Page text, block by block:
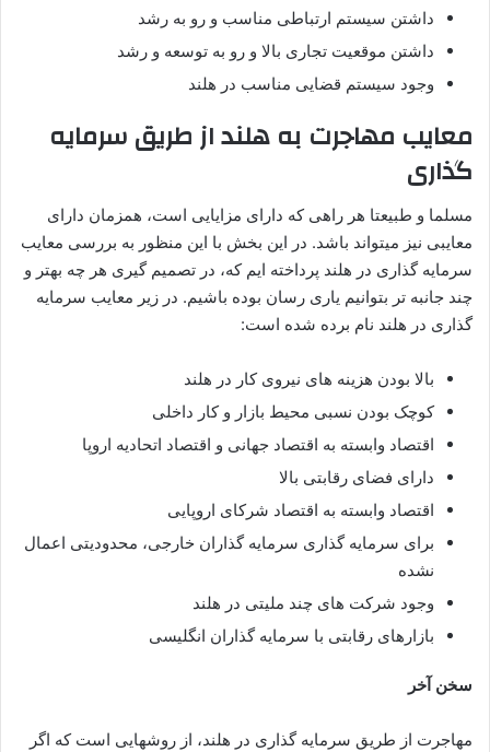
داشتن سیستم ارتباطی مناسب و رو به رشد
داشتن موقعیت تجاری بالا و رو به توسعه و رشد
وجود سیستم قضایی مناسب در هلند
معایب مهاجرت به هلند از طریق سرمایه
گذاری
مسلما و طبیعتا هر راهی که دارای مزایایی است، همزمان دارای
معایبی نیز میتواند باشد. در این بخش با این منظور به بررسی معایب
سرمایه گذاری در هلند پرداخته ایم که، در تصمیم گیری هر چه بهتر و
چند جانبه تر بتوانیم یاری رسان بوده باشیم. در زیر معایب سرمایه
گذاری در هلند نام برده شده است:
بالا بودن هزینه های نیروی کار در هلند
کوچک بودن نسبی محیط بازار و کار داخلی
اقتصاد وابسته به اقتصاد جهانی و اقتصاد اتحادیه اروپا
دارای فضای رقابتی بالا
اقتصاد وابسته به اقتصاد شرکای اروپایی
برای سرمایه گذاری سرمایه گذاران خارجی، محدودیتی اعمال
نشده
وجود شرکت های چند ملیتی در هلند
بازارهای رقابتی با سرمایه گذاران انگلیسی
سخن آخر
مهاجرت از طریق سرمایه گذاری در هلند، از روشهایی است که اگر